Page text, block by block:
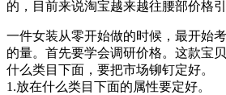
的，目前来说淘宝越来越往腰部价格引
一件女装从零开始做的时候，最开始
的量。首先要学会调研价格。这款宝
什么类目下面，要把市场铆钉定好。
1.放在什么类目下面的属性要定好。